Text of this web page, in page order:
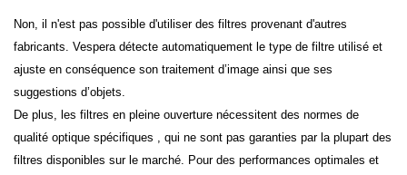
Non, il n'est pas possible d'utiliser des filtres provenant d'autres
fabricants. Vespera détecte automatiquement le type de filtre utilisé et
ajuste en conséquence son traitement d’image ainsi que ses
suggestions d’objets.
De plus, les filtres en pleine ouverture nécessitent des normes de
qualité optique spécifiques , qui ne sont pas garanties par la plupart des
filtres disponibles sur le marché. Pour des performances optimales et